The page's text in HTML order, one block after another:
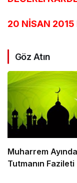
20 NİSAN 2015
Göz Atın
Muharrem
Tutmanın Fazileti